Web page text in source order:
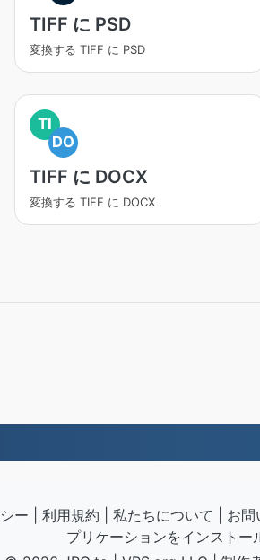
TIFF に PSD
変換する TIFF に PSD
TI
DO
TIFF に DOCX
変換する TIFF に DOCX
ー 利用規約 私たちについて お問
プリケーションをインストー